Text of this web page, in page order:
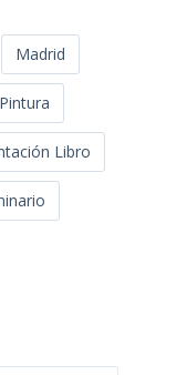
Madrid
Pintura
Libro